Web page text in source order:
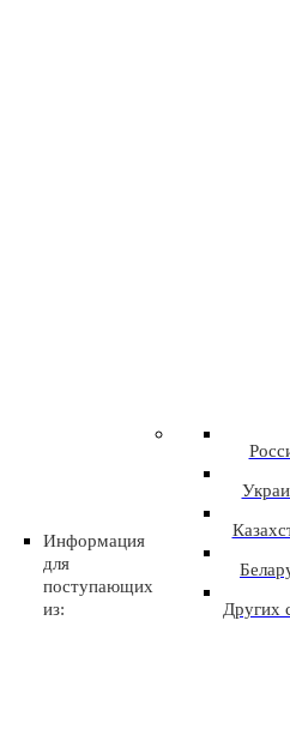
Информация
для
поступающих
из:
Других